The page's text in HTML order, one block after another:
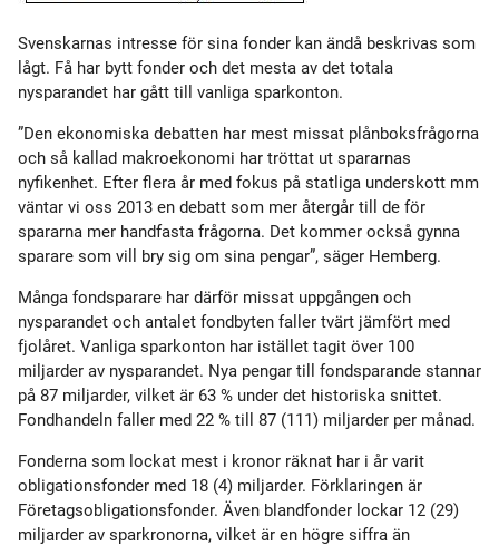
Svenskarnas intresse för sina fonder kan ändå beskrivas som
lågt. Få har bytt fonder och det mesta av det totala
nysparandet har gått till vanliga sparkonton.
”Den ekonomiska debatten har mest missat plånboksfrågorna
och så kallad makroekonomi har tröttat ut spararnas
nyfikenhet. Efter flera år med fokus på statliga underskott mm
väntar vi oss 2013 en debatt som mer återgår till de för
spararna mer handfasta frågorna. Det kommer också gynna
sparare som vill bry sig om sina pengar”, säger Hemberg.
Många fondsparare har därför missat uppgången och
nysparandet och antalet fondbyten faller tvärt jämfört med
fjolåret. Vanliga sparkonton har istället tagit över 100
miljarder av nysparandet. Nya pengar till fondsparande stannar
på 87 miljarder, vilket är 63 % under det historiska snittet.
Fondhandeln faller med 22 % till 87 (111) miljarder per månad.
Fonderna som lockat mest i kronor räknat har i år varit
obligationsfonder med 18 (4) miljarder. Förklaringen är
Företagsobligationsfonder. Även blandfonder lockar 12 (29)
miljarder av sparkronorna, vilket är en högre siffra än